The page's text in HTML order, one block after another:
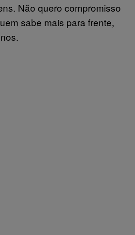
Não quero compromisso
sabe mais para frente,